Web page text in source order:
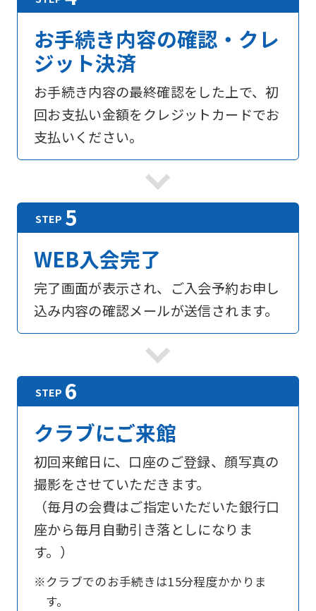
お手続き内容の確認・クレ
ジット決済
お手続き内容の最終確認をした上で、初
回お支払い金額をクレジットカードでお
支払いください。
WEB入会完了
完了画面が表示され、ご入会予約お申し
込み内容の確認メールが送信されます。
クラブにご来館
初回来館日に、口座のご登録、顔写真の
撮影をさせていただきます。
（毎月の会費はご指定いただいた銀行口
座から毎月自動引き落としになりま
す。）
※クラブでのお手続きは15分程度かかりま
す。
For
foreigners
Central
Sports
official
website
is
automatically
into